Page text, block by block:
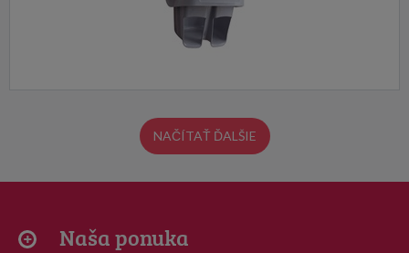
NAČÍTAŤ ĎALŠIE
Naša ponuka